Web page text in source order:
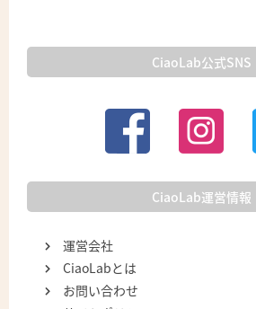
CiaoLab公式SNS
CiaoLab運営情報
運営会社
CiaoLabとは
お問い合わせ